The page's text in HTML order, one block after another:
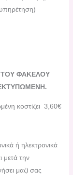
ΤΟΥ ΦΑΚΕΛΟΥ
κοστίζει 3,60€
ή ηλεκτρονικά
μετά την
μαζί σας